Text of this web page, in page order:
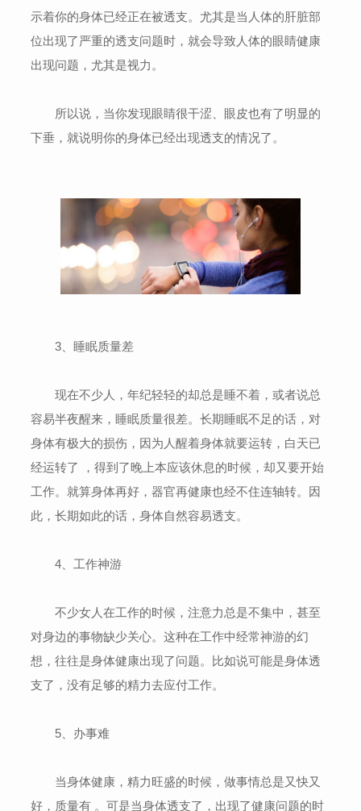
示着你的身体已经正在被透支。尤其是当人体的肝脏部
位出现了严重的透支问题时，就会导致人体的眼睛健康
出现问题，尤其是视力。
所以说，当你发现眼睛很干涩、眼皮也有了明显的
下垂，就说明你的身体已经出现透支的情况了。
3、睡眠质量差
现在不少人，年纪轻轻的却总是睡不着，或者说总
容易半夜醒来，睡眠质量很差。长期睡眠不足的话，对
身体有极大的损伤，因为人醒着身体就要运转，白天已
经运转了 ，得到了晚上本应该休息的时候，却又要开始
工作。就算身体再好，器官再健康也经不住连轴转。因
此，长期如此的话，身体自然容易透支。
4、工作神游
不少女人在工作的时候，注意力总是不集中，甚至
对身边的事物缺少关心。这种在工作中经常神游的幻
想，往往是身体健康出现了问题。比如说可能是身体透
支了，没有足够的精力去应付工作。
5、办事难
当身体健康，精力旺盛的时候，做事情总是又快又
好，质量有 。可是当身体透支了，出现了健康问题的时